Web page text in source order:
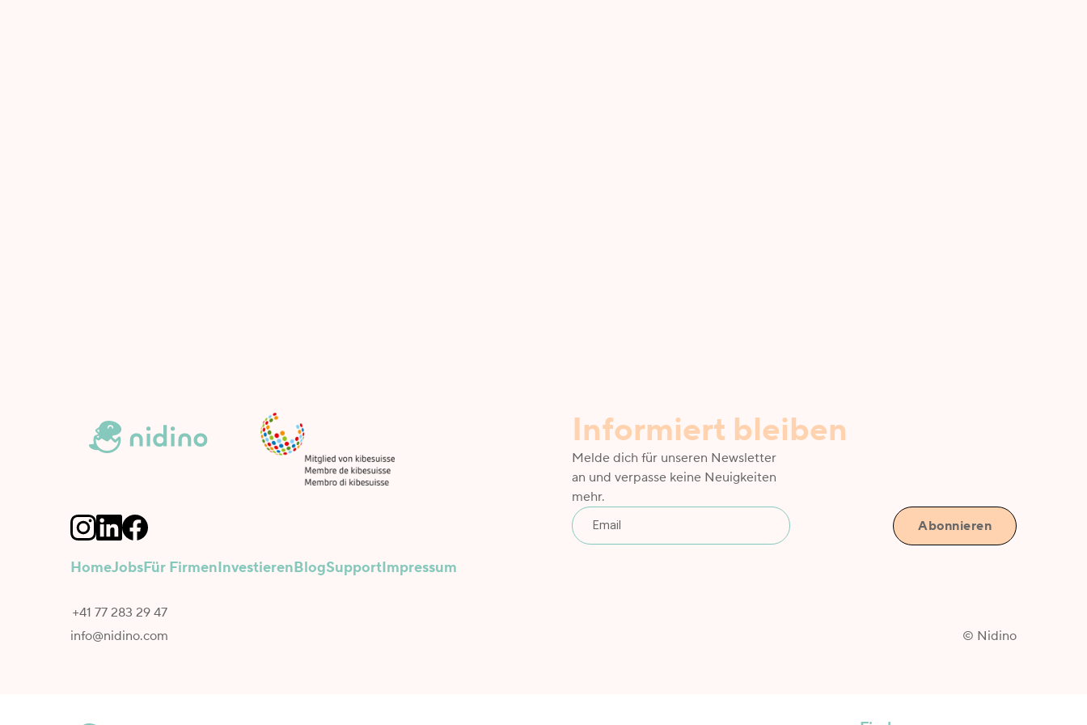
HomeJobsFür FirmenInvestierenBlogSupportImpressum
+41 77 283 29 47
info@nidino.com
Informiert bleiben
Melde dich für unseren Newsletter
an und verpasse keine Neuigkeiten
mehr.
© Nidino